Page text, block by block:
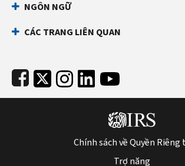
NGÔN NGỮ
CÁC TRANG LIÊN QUAN
Subfooter
Chính sách về Quyền Riêng
Trợ năng